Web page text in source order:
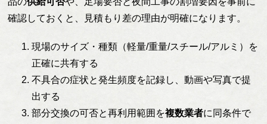
確認しておくと、見積もり差の理由が明確になります。
現場のサイズ・種類（軽量/重量/スチール/アルミ）を
正確に共有する
不具合の症状と発生頻度を記録し、動画や写真で提
出する
部分交換の可否と再利用範囲を複数業者に同条件で